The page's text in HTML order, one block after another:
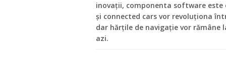
inovații, componenta software
și connected cars vor revoluționa
dar hărțile de navigație vor rămâne
azi.